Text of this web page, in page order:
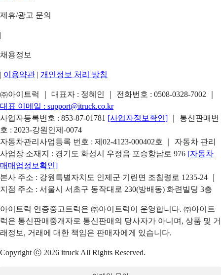
제휴/광고 문의
|
채용정보
| 이용약관 | 개인정보 처리 방침
㈜아이트럭 ｜ 대표자 : 정혜인 ｜ 전화번호 : 0508-0328-7002
대표 이메일 : support@itruck.co.kr
사업자등록번호 : 853-87-01781 [사업자정보확인]
｜ 통신판매번
호 : 2023-강원인제-0074
자동차관리사업등록 번호 : 제02-4123-000402호 ｜ 자동차 관리
사업장 소재지 : 경기도 화성시 우정읍 포승항남로 976 [자동차
매매업정보확인]
본사 주소 : 강원특별자치도 인제군 기린면 조침령로 1235-24 ｜
지점 주소 : 서울시 서초구 동작대로 230(방배동) 화련빌딩 3층
아이트럭 인증중고트럭은 ㈜아이트럭이 운영합니다. ㈜아이트
럭은 통신판매중개자로 통신판매의 당사자가 아니며, 상품 및 거
래정보, 거래에 대한 책임은 판매자에게 있습니다.
Copyright ⓒ 2026 itruck All Rights Reserved.